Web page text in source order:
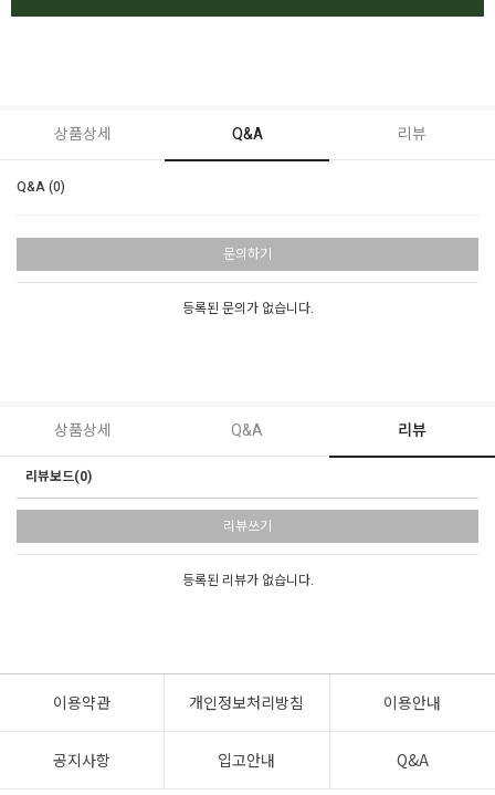
상품상세 Q&A 리뷰
Q&A (0)
문의하기
등록된 문의가 없습니다.
상품상세 Q&A 리뷰
리뷰보드(0)
리뷰쓰기
등록된 리뷰가 없습니다.
이용약관 개인정보처리방침 이용안내
공지사항 입고안내 Q&A